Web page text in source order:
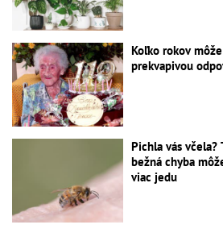
Koľko rokov
prekvapivou
Pichla vás včela?
bežná chyba
viac jedu